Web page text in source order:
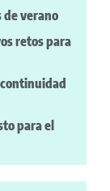
de verano
retos para
para el